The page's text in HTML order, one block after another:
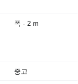
폭 - 2 m
중고